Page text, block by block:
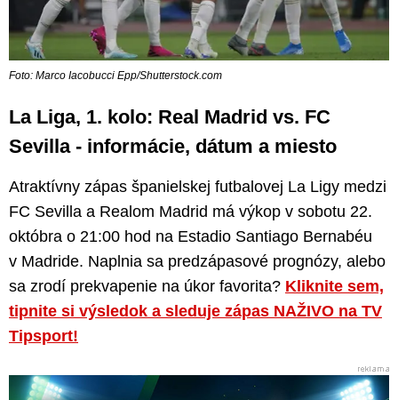
Foto: Marco Iacobucci Epp/Shutterstock.com
La Liga, 1. kolo: Real Madrid vs. FC
Sevilla - informácie, dátum a miesto
Atraktívny zápas španielskej futbalovej La Ligy medzi
FC Sevilla a Realom Madrid má výkop v sobotu 22.
októbra o 21:00 hod na Estadio Santiago Bernabéu
v Madride. Naplnia sa predzápasové prognózy, alebo
sa zrodí prekvapenie na úkor favorita? Kliknite sem,
tipnite si výsledok a sleduje zápas NAŽIVO na TV
Tipsport!